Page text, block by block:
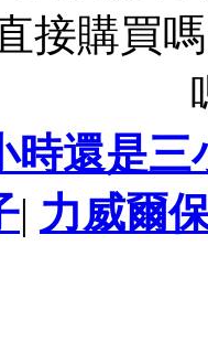
接購買
時還是三
| 力威爾